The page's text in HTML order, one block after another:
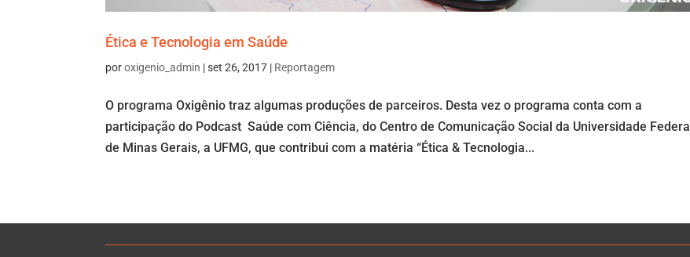
Ética e Tecnologia em Saúde
poroxigenio_admin |set 26, 2017 | Reportagem
O programa Oxigênio traz algumas produções de parceiros. Desta vez o programa conta com a
participação do Podcast Saúde com Ciência, do Centro de Comunicação Social da Universidade Federal
de Minas Gerais, a UFMG, que contribui com a matéria “Ética & Tecnologia...